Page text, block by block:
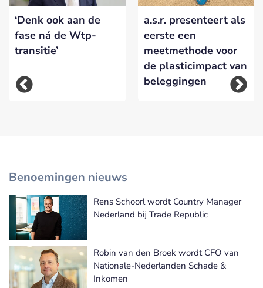
‘Denk ook aan de
fase ná de Wtp-
transitie’
a.s.r. presenteert als
eerste een
meetmethode voor
de plasticimpact van
beleggingen
Benoemingen nieuws
Meer Benoemingen nieuws
Rens Schoorl wordt Country Manager
Nederland bij Trade Republic
Robin van den Broek wordt CFO van
Nationale-Nederlanden Schade &
Inkomen